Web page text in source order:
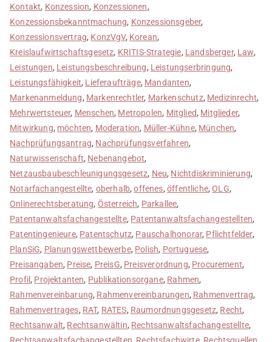
Kontakt, Konzession, Konzessionen,
Konzessionsbekanntmachung, Konzessionsgeber,
Konzessionsvertrag, KonzVgV, Korean,
Kreislaufwirtschaftsgesetz, KRITIS-Strategie, Landsberger, Law,
Leistungen, Leistungsbeschreibung, Leistungserbringung,
Leistungsfähigkeit, Lieferaufträge, Mandanten,
Markenanmeldung, Markenrechtler, Markenschutz, Medizinrecht,
Mehrwertsteuer, Menschen, Metropolen, Mitglied, Mitglieder,
Mitwirkung, möchten, Moderation, Müller-Kühne, München,
Nachprüfungsantrag, Nachprüfungsverfahren,
Naturwissenschaft, Nebenangebot,
Netzausbaubeschleunigungsgesetz, Neu, Nichtdiskriminierung,
Notarfachangestellte, oberhalb,offenes,öffentliche,OLG,
Onlinerechtsberatung, Österreich, Parkallee,
Patentanwaltsfachangestellte, Patentanwaltsfachangestellten,
Patentingenieure, Patentschutz, Pauschalhonorar, Pflichtfelder,
PlanSiG, Planungswettbewerbe, Polish, Portuguese,
Preisangaben, Preise, PreisG, Preisverordnung, Procurement,
Profil, Projektanten, Publikationsorgane, Rahmen,
Rahmenvereinbarung, Rahmenvereinbarungen, Rahmenvertrag,
Rahmenvertrages, RAT, RATES, Raumordnungsgesetz, Recht,
Rechtsanwalt, Rechtsanwältin, Rechtsanwaltsfachangestellte,
Rechtsanwaltsfachangestellten, Rechtsfachwirte, Rechtsquellen,